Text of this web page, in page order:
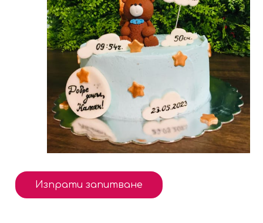
Изпрати запитване